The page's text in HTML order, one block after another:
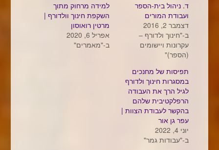
ד. ניהול בית-הספר
ועבודת המורים
דצמבר 2, 2016
ב-"חינוך ולדורף –
עקרונות ויישומים
(הספר)"
למידה מרחוק מתוך
השקפת חינוך וולדורף |
מרטין רואוסון
אפריל 6, 2020
ב-"מאמרים"
תפיסות של מחנכים
במסגרות חינוך ולדורף
לגיל הרך את העבודה
הרפלקטיבית שלהם
בהקשר לעבודת הצוות |
עפר גן אור
יוני 4, 2022
ב-"עבודות גמר"